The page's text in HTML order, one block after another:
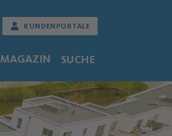
MAGAZIN SUCHE
KUNDENPORTALE